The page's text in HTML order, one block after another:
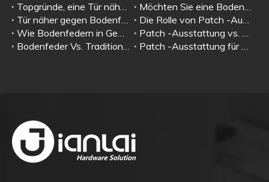
Topgründe, eine Tür näher in Ihrem Zuhause oder Geschäft zu nutzen
Möchten Sie eine Bodenfeder installieren? Befolgen Sie unsere Anleitung, um eine perfekte Installation für Ihre Türhardware zu gewährleisten.
Tür näher gegen Bodenfeder: Schlüsselunterschiede erklärt
Die Rolle von Patch -Ausstattungen in modernen Glastürsystemen
Wie Bodenfedern in Gewerbeflächen zu Sicherheit und Sicherheit beitragen
Patch -Ausstattung vs. Traditionelle Türbeschläge: Welches ist die beste Wahl für Ihr Projekt?
Bodenfeder Vs. Traditionelle Türscharniere: Was ist besser für Ihre Bedürfnisse?
Patch -Ausstattung für kommerzielle Räume: Verbesserung der Ästhetik und Funktionalität